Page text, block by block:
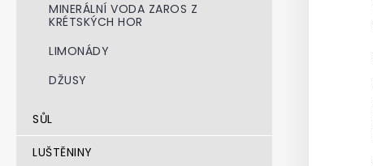
MINERÁLNÍ VODA ZAROS Z
KRÉTSKÝCH HOR
LIMONÁDY
DŽUSY
SŮL
LUŠTĚNINY